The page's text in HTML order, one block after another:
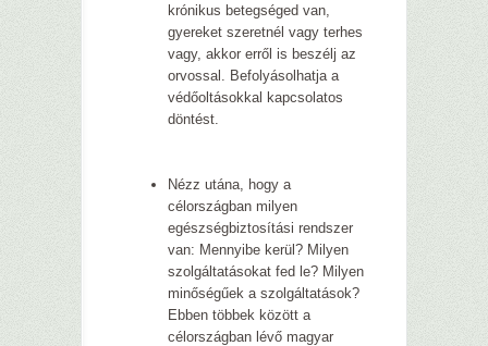
krónikus betegséged van,
gyereket szeretnél vagy terhes
vagy, akkor erről is beszélj az
orvossal. Befolyásolhatja a
védőoltásokkal kapcsolatos
döntést.
Nézz utána, hogy a
célországban milyen
egészségbiztosítási rendszer
van: Mennyibe kerül? Milyen
szolgáltatásokat fed le? Milyen
minőségűek a szolgáltatások?
Ebben többek között a
célországban lévő magyar